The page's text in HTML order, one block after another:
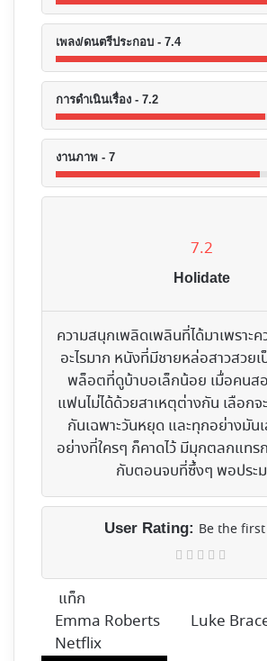
เพลง/ดนตรีประกอบ - 7.4
การดำเนินเรื่อง - 7.2
งานภาพ - 7
7.2
Holidate
ความสนุกเพลิดเพลินที่ได้มาเพราะค
อะไรมาก หนังที่มีชายหล่อสาวสวย
พล็อตที่ดูบ้าบอเล็กน้อย เมื่อคนส
แฟนไม่ได้ด้วยสาเหตุต่างกัน เลือกจ
กันเฉพาะวันหยุด และทุกอย่างมัน
อย่างที่ใครๆ ก็คาดไว้ มีมุกตลกแทรก
กับตอนจบที่ซึ้งๆ พอประ
User Rating: Be the
แท็ก
Emma Roberts
Luke
Netflix